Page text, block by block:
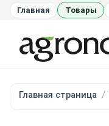
Главная Товары
Главная страница